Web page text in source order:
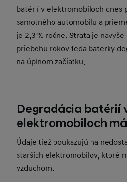
batérií v elektromobiloch dnes
samotného automobilu a
je 2,3 % ročne. Strata je
priebehu rokov teda baterky
na úplnom začiatku.
Degradácia batérií
elektromobiloch
Údaje tiež poukazujú na
starších elektromobilov, ktoré
vzduchom.